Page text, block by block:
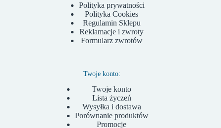
Polityka prywatności
Polityka Cookies
Regulamin Sklepu
Reklamacje i zwroty
Formularz zwrotów
Twoje konto:
Twoje konto
Lista życzeń
Wysyłka i dostawa
Porównanie produktów
Promocje